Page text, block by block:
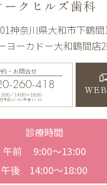
ークヒルズ歯科
神奈川県大和市下鶴
ヨーカドー大和鶴間店
約・お問合せ
260-418
／14:00〜18:00
午前12:30/午後17:30
診療時間
午前 9:00〜13:00
午後 14:00〜18:00